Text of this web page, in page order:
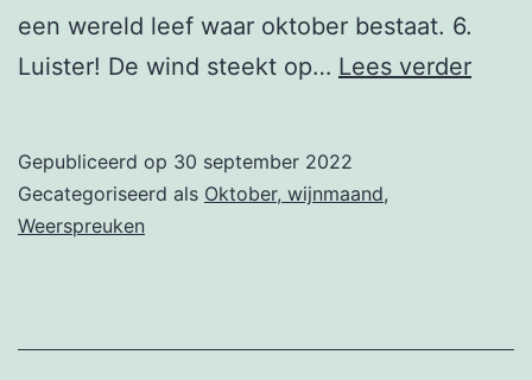
een wereld leef waar oktober bestaat. 6.
Luister! De wind steekt op… Lees verder3
Gepubliceerd op 30 september 2022
Gecategoriseerd als Oktober, wijnmaand,
Weerspreuken